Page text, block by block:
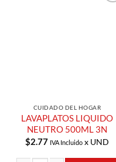
CUIDADO DEL HOGAR
LAVAPLATOS LIQUIDO
NEUTRO 500ML 3N
$2.77 IVA Incluido x UND